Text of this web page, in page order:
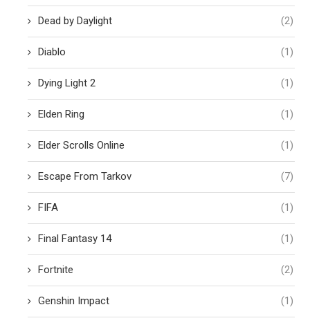
Dead by Daylight (2)
Diablo (1)
Dying Light 2 (1)
Elden Ring (1)
Elder Scrolls Online (1)
Escape From Tarkov (7)
FIFA (1)
Final Fantasy 14 (1)
Fortnite (2)
Genshin Impact (1)